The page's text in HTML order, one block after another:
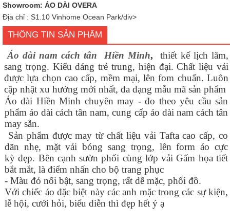
Showroom: ÁO DÀI OVERA
Địa chỉ : S1.10 Vinhome Ocean Park/div>
THÔNG TIN SẢN PHẨM
Áo dài nam cách tân Hiền Minh, thiết kế lịch lãm,
sang trọng. Kiểu dáng trẻ trung, hiện đại. Chất liệu vải
được lựa chọn cao cấp, mềm mại, lên fom chuẩn. Luôn
cập nhật xu hướng mới nhất, đa dạng mẫu mã sản phẩm
Áo dài Hiền Minh chuyên may - đo theo yêu cầu sản
phẩm áo dài cách tân nam, cung cấp áo dài nam cách tân
may sẵn.
Sản phẩm được may từ chất liệu vải Tafta cao cấp, co
dãn nhẹ, mặt vải bóng sang trọng, lên form áo cực
kỳ đẹp. Bên cạnh sườn phối cùng lớp vải Gấm họa tiết
bắt mắt, là điểm nhấn cho bộ trang phục
- Màu đỏ nổi bật, sang trọng, rất dễ mặc, phối đồ.
Với chiếc áo đặc biệt này các anh mặc trong các sự kiện,
lễ hội, cưới hỏi, biểu diễn thì đẹp hết ý ạ